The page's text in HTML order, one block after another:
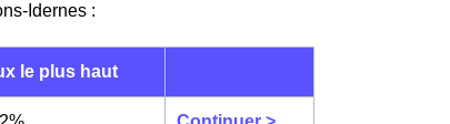
Idernes :
le plus haut